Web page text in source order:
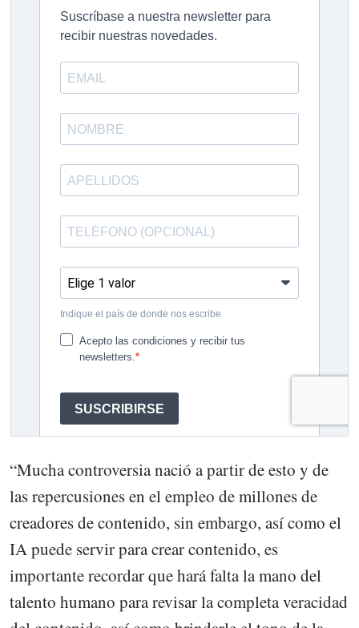
“Mucha controversia nació a partir de esto y de
las repercusiones en el empleo de millones de
creadores de contenido, sin embargo, así como el
IA puede servir para crear contenido, es
importante recordar que hará falta la mano del
talento humano para revisar la completa veracidad